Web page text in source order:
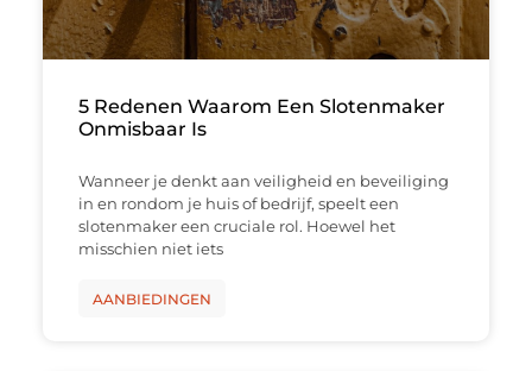
5 Redenen Waarom Een Slotenmaker
Onmisbaar Is
Wanneer je denkt aan veiligheid en beveiliging
in en rondom je huis of bedrijf, speelt een
slotenmaker een cruciale rol. Hoewel het
misschien niet iets
AANBIEDINGEN